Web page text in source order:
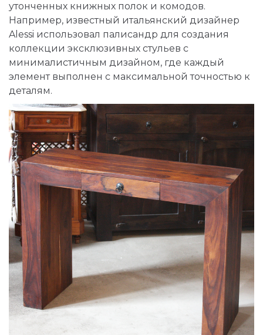
утонченных книжных полок и комодов.
Например, известный итальянский дизайнер
Alessi использовал палисандр для создания
коллекции эксклюзивных стульев с
минималистичным дизайном, где каждый
элемент выполнен с максимальной точностью к
деталям.